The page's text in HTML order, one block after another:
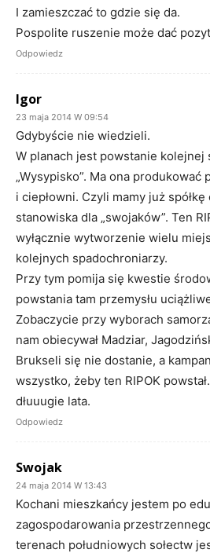
I zamieszczać to gdzie się da.
Pospolite ruszenie może dać
Odpowiedz
Igor
23 maja 2014 W 09:54
Gdybyście nie wiedzieli.
W planach jest powstanie kolejnej
„Wysypisko”. Ma ona
i ciepłowni. Czyli mamy już
stanowiska dla „swojaków”. Ten
wyłącznie wytworzenie wielu
kolejnych spadochroniarzy.
Przy tym pomija się kwestie
powstania tam przemysłu
Zobaczycie przy wyborach
nam obiecywał Madziar,
Brukseli się nie dostanie, a
wszystko, żeby ten RIPOK
dłuuugie lata.
Odpowiedz
Swojak
24 maja 2014 W 13:43
Kochani mieszkańcy jestem po
zagospodarowania
terenach południowych sołectw